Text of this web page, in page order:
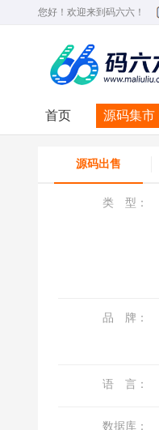
您好！欢迎来到 码六六 ！
首页 源码集市
源码出售
类 型：
品 牌：
语 言：
数据库：